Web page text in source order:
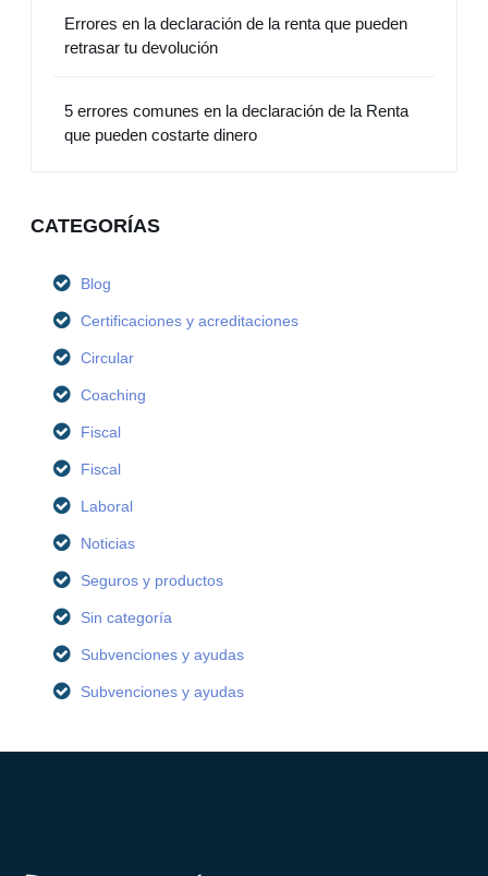
Errores en la declaración de la renta que pueden
retrasar tu devolución
5 errores comunes en la declaración de la Renta
que pueden costarte dinero
CATEGORÍAS
Blog
Certificaciones y acreditaciones
Circular
Coaching
Fiscal
Fiscal
Laboral
Noticias
Seguros y productos
Sin categoría
Subvenciones y ayudas
Subvenciones y ayudas